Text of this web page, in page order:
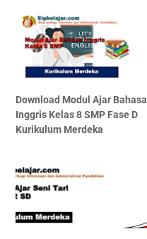
Download Modul Ajar Bahasa
Inggris Kelas 8 SMP Fase D
Kurikulum Merdeka